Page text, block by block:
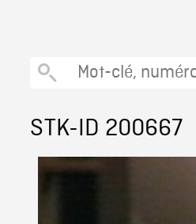
STK-ID 200667